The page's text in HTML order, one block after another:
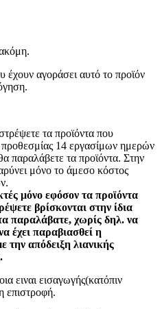
αγοράσει αυτό το προϊόν
τα προϊόντα που
προθεσμίας 14 εργασίμων ημερών
παραλάβετε τα προϊόντα. Στην
μόνο το άμεσο κόστος
μόνο εφόσον τα προϊόντα
βρίσκονται στην ίδια
παραλάβατε, χωρίς δηλ. να
έχει παραβιασθεί η
την απόδειξη λιανικής
ειναι εισαγωγής(κατόπιν
επιστροφή.